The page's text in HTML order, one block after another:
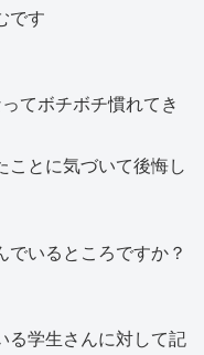
です
てボチボチ慣れてき
ことに気づいて後悔し
いるところですか？
る学生さんに対して記